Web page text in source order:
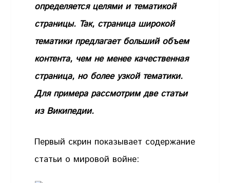
определяется целями и тематикой
страницы. Так, страница широкой
тематики предлагает больший объем
контента, чем не менее качественная
страница, но более узкой тематики.
Для примера рассмотрим две статьи
из Википедии.
Первый скрин показывает содержание
статьи о мировой войне: